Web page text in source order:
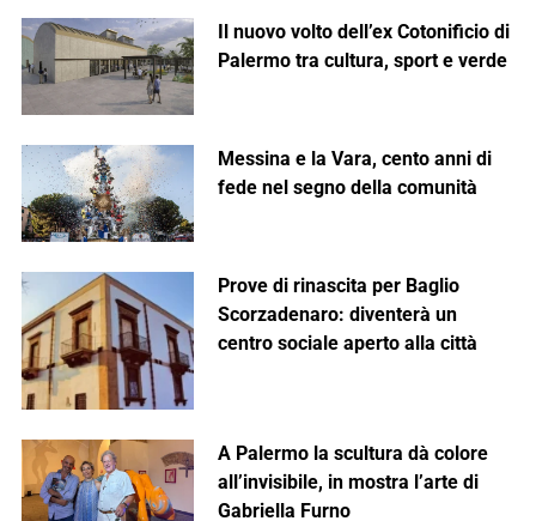
Il nuovo volto dell’ex Cotonificio di
Palermo tra cultura, sport e verde
Messina e la Vara, cento anni di
fede nel segno della comunità
Prove di rinascita per Baglio
Scorzadenaro: diventerà un
centro sociale aperto alla città
A Palermo la scultura dà colore
all’invisibile, in mostra l’arte di
Gabriella Furno